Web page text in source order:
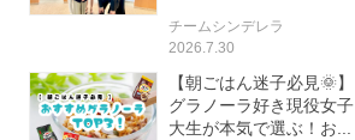
チームシンデレラ
2026.7.30
【朝ごはん迷子必見🌞】
グラノーラ好き現役女子
大生が本気で選ぶ！お...